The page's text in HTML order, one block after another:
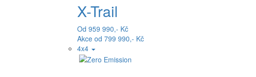
X-Trail
Od 959 990,- Kč
Akce od 799 990,- Kč
4x4